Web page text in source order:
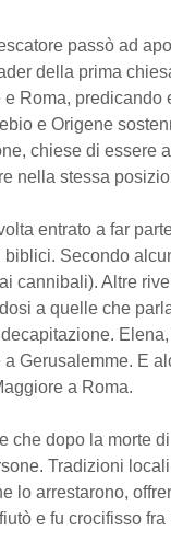
passò ad
della prima
e Roma, predicando
e Origene
chiese di essere
nella stessa
entrato a far
Secondo
cannibali). Altre
a quelle che
a Gerusalemme. E
a Roma.
che dopo la morte
Tradizioni
lo arrestarono,
e fu crocifisso